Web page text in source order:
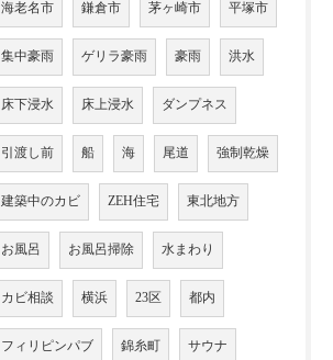
海老名市 鎌倉市 茅ヶ崎市 平塚市
集中豪雨 ゲリラ豪雨 豪雨 洪水
床下浸水 床上浸水 ダンプネス
引渡し前 船 海 尾道 強制乾燥
建築中のカビ ZEH住宅 東北地方
お風呂 お風呂掃除 水まわり
カビ相談 横浜 23区 都内
フィリピンパブ 錦糸町 サウナ